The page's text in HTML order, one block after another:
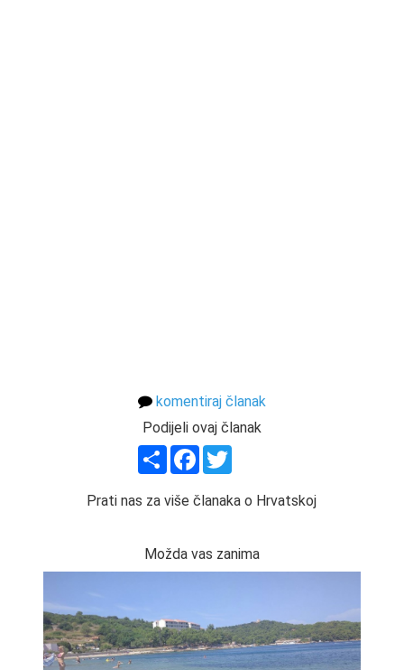
komentiraj članak
Podijeli ovaj članak
ShareFacebook
Prati nas za više članaka o Hrvatskoj
Možda vas zanima